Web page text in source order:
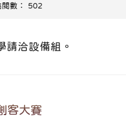
數： 502
洽設備組。
客大賽